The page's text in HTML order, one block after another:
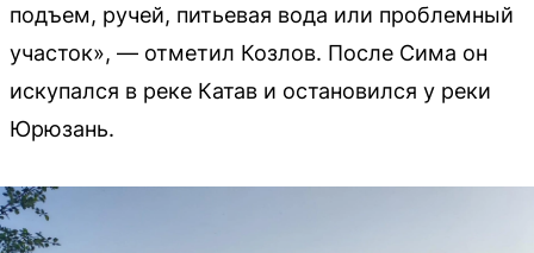
подъем, ручей, питьевая вода или проблемный
участок», — отметил Козлов. После Сима он
искупался в реке Катав и остановился у реки
Юрюзань.